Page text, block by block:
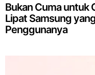
Bukan Cuma untuk
Lipat Samsung
Penggunanya